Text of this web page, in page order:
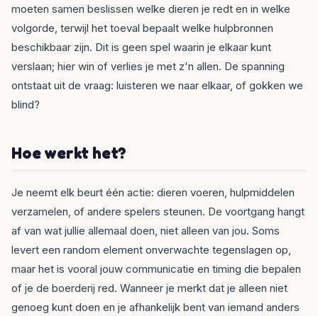
moeten samen beslissen welke dieren je redt en in welke
volgorde, terwijl het toeval bepaalt welke hulpbronnen
beschikbaar zijn. Dit is geen spel waarin je elkaar kunt
verslaan; hier win of verlies je met z'n allen. De spanning
ontstaat uit de vraag: luisteren we naar elkaar, of gokken we
blind?
Hoe werkt het?
Je neemt elk beurt één actie: dieren voeren, hulpmiddelen
verzamelen, of andere spelers steunen. De voortgang hangt
af van wat jullie allemaal doen, niet alleen van jou. Soms
levert een random element onverwachte tegenslagen op,
maar het is vooral jouw communicatie en timing die bepalen
of je de boerderij red. Wanneer je merkt dat je alleen niet
genoeg kunt doen en je afhankelijk bent van iemand anders